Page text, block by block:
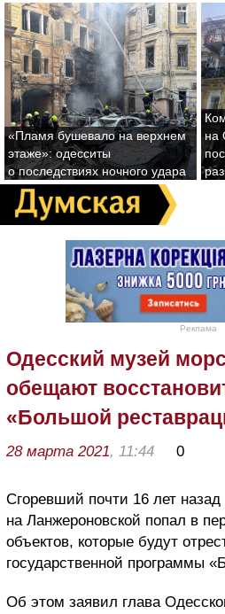
«Пламя бушевало на верхнем
этаже»: одесситы
о последствиях ночного удара
на
Реклама
Одесский музей
обещают
«Большой
28 марта 2021, 11:44 0
Сгоревший почти 16 лет
на Ланжероновской попал в
объектов, которые будут
государственной программы
Об этом заявил глава